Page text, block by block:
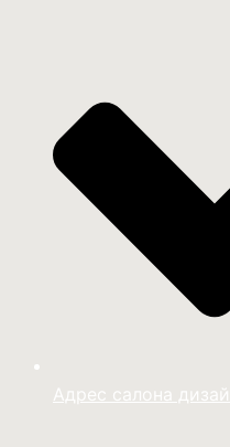
Адрес салона